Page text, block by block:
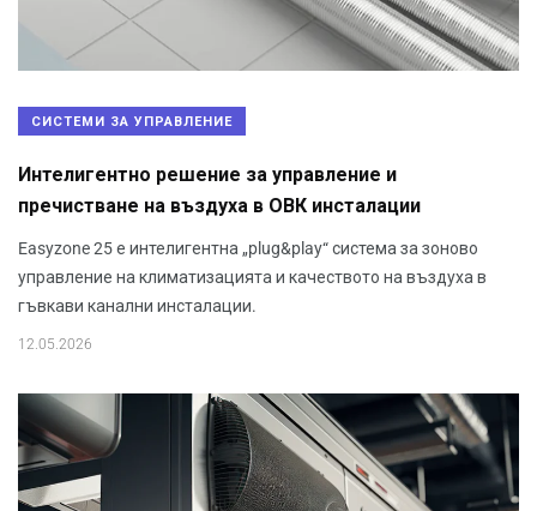
СИСТЕМИ ЗА УПРАВЛЕНИЕ
Интелигентно решение за управление и
пречистване на въздуха в ОВК инсталации
Easyzone 25 е интелигентна „plug&play“ система за зоново
управление на климатизацията и качеството на въздуха в
гъвкави канални инсталации.
12.05.2026